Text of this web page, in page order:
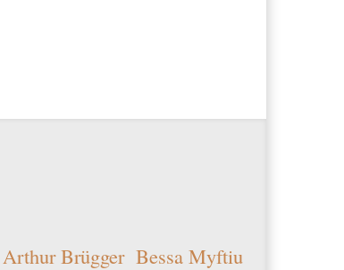
Arthur Brügger Bessa Myftiu